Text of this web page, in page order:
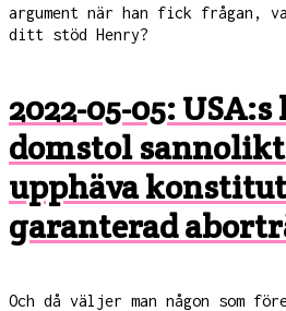
argument när han fick frågan,
ditt stöd Henry?
2022-05-05:
domstol
upphäva
garanterad
Och då väljer man någon som